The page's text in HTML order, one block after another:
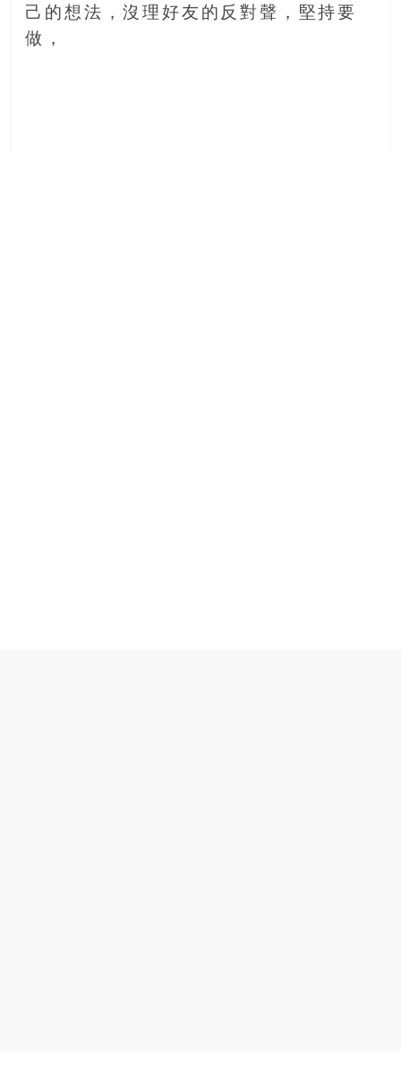
己的想法，沒理好友的反對聲，堅持要
做，